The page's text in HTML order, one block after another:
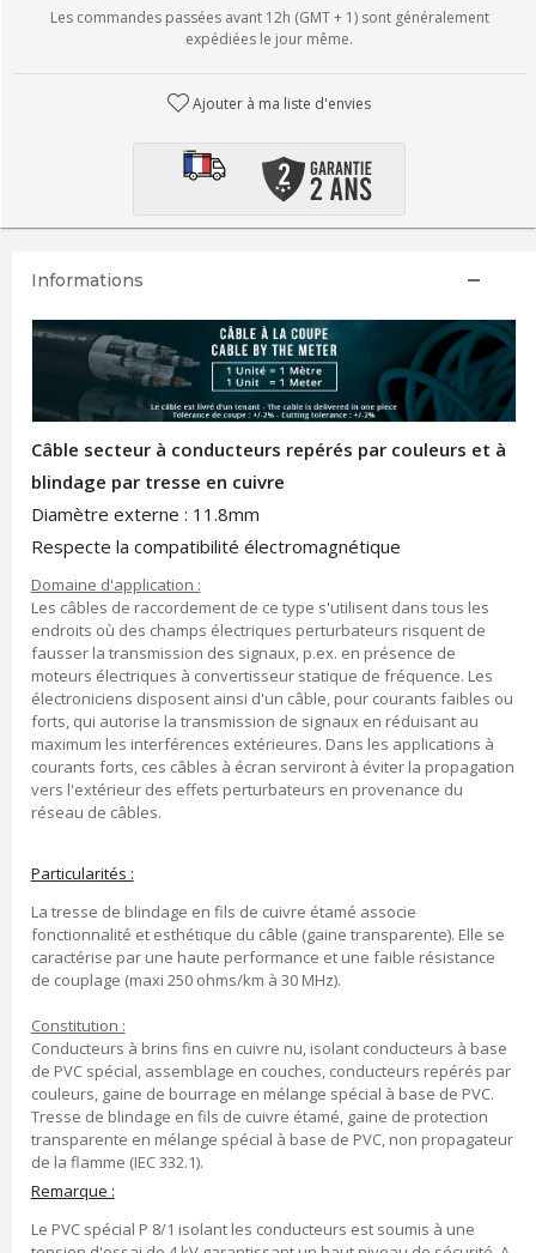
Les commandes passées avant 12h (GMT + 1) sont généralement
expédiées le jour même.
Ajouter à ma liste d'envies
Informations
Câble secteur à conducteurs repérés par couleurs et à
blindage par tresse en cuivre
Diamètre externe : 11.8mm
Respecte la compatibilité électromagnétique
Domaine d'application :
Les câbles de raccordement de ce type s'utilisent dans tous les
endroits où des champs électriques perturbateurs risquent de
fausser la transmission des signaux, p.ex. en présence de
moteurs électriques à convertisseur statique de fréquence. Les
électroniciens disposent ainsi d'un câble, pour courants faibles ou
forts, qui autorise la transmission de signaux en réduisant au
maximum les interférences extérieures. Dans les applications à
courants forts, ces câbles à écran serviront à éviter la propagation
vers l'extérieur des effets perturbateurs en provenance du
réseau de câbles.
Particularités :
La tresse de blindage en fils de cuivre étamé associe
fonctionnalité et esthétique du câble (gaine transparente). Elle se
caractérise par une haute performance et une faible résistance
de couplage (maxi 250 ohms/km à 30 MHz).
Constitution :
Conducteurs à brins fins en cuivre nu, isolant conducteurs à base
de PVC spécial, assemblage en couches, conducteurs repérés par
couleurs, gaine de bourrage en mélange spécial à base de PVC.
Tresse de blindage en fils de cuivre étamé, gaine de protection
transparente en mélange spécial à base de PVC, non propagateur
de la flamme (IEC 332.1).
Remarque :
Le PVC spécial P 8/1 isolant les conducteurs est soumis à une